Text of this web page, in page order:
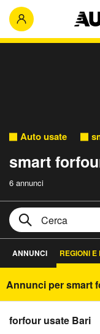
Auto usate
smart
6 annunci
ANNUNCI REGIONI
Annunci per smart
forfour usate Bari